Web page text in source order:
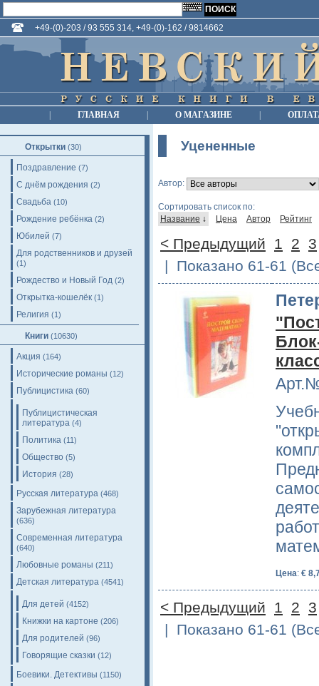
+49-(0)-203 / 93 555 314, +49-(0)-162 / 9814662
ГЛАВНАЯ О МАГАЗИНЕ
Открытки (30)
Поздравление (7)
С днём рождения (2)
Свадьба (10)
Рождение ребёнка (2)
Юбилей (7)
Для родственников и друзей
(1)
Рождество и Новый Год (2)
Открытка-кошелёк (1)
Религия (1)
Книги (10630)
Акция (164)
Исторические романы (12)
Публицистика (60)
Публицистическая
литература (4)
Политика (11)
Общество (5)
История (28)
Русская литература (468)
Зарубежная литература
(636)
Современная литература
(640)
Любовные романы (211)
Детская литература (4541)
Для детей (4152)
Книжки на картоне (206)
Для родителей (96)
Говорящие сказки (12)
Боевики. Детективы (1150)
Уцененные
Автор:
Сортировать список по:
Название ↓ Цена Автор Рейтинг
< Предыдущий 1 2
3
| Показано 61-61
Цена: €
< Предыдущий 1 2
3
| Показано 61-61